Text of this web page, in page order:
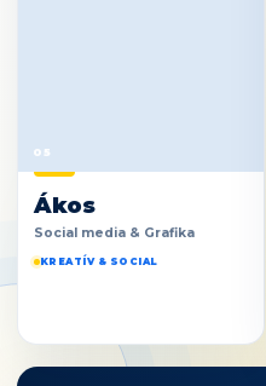
05
Ákos
Social media & Grafika
KREATÍV & SOCIAL